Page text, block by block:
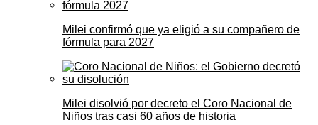
Milei confirmó que ya eligió a su compañero de
fórmula para 2027
Milei disolvió por decreto el Coro Nacional de
Niños tras casi 60 años de historia